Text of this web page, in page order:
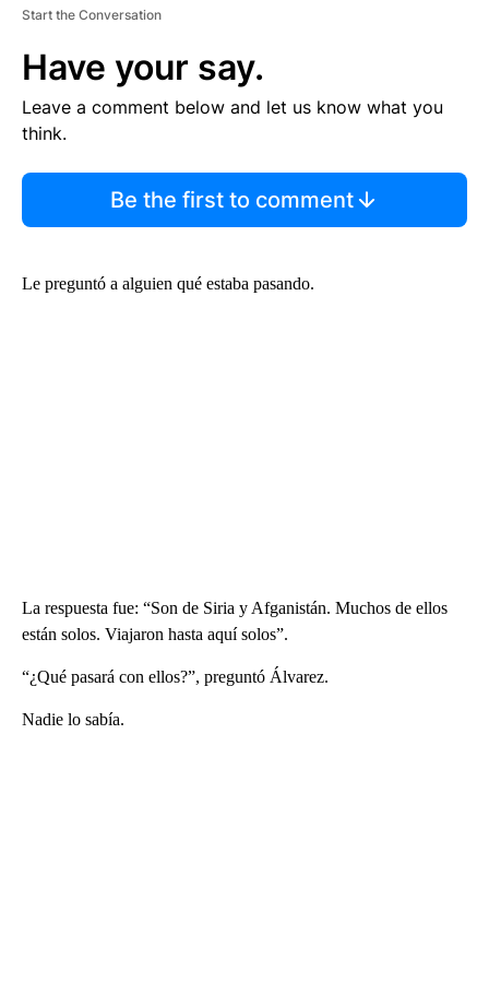
Start the Conversation
Have your say.
Leave a comment below and let us know what you
think.
Be the first to comment
Le preguntó a alguien qué estaba pasando.
La respuesta fue: “Son de Siria y Afganistán. Muchos de ellos
están solos. Viajaron hasta aquí solos”.
“¿Qué pasará con ellos?”, preguntó Álvarez.
Nadie lo sabía.